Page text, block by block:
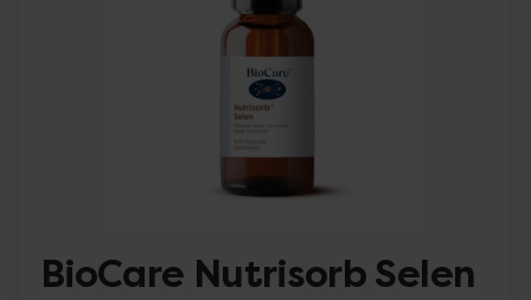
BioCare Nutrisorb Selen